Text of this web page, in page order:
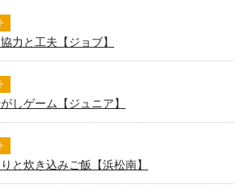
力と工夫【ジョブ】
しゲーム【ジュニア】
と炊き込みご飯【浜松南】